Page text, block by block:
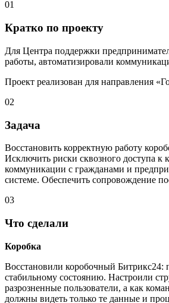
01
Кратко по проекту
Для Центра поддержки
работы, автоматизировали
Проект реализован для направления
02
Задача
Восстановить корректную работу
Исключить риски сквозного доступа
коммуникации с гражданами и
системе. Обеспечить сопровождение
03
Что сделали
Коробка
Восстановили коробочный Битрикс24:
стабильному состоянию. Настроили
разрозненные пользователи, а как
должны видеть только те данные и